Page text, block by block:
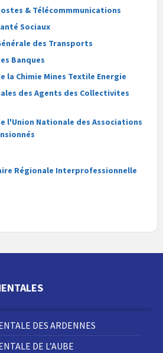
& Télécommmunications
Sociaux
des Transports
Banques
la Chimie Mines Textile Energie
des Agents des Collectivites
l'Union Nationale des Associations
Régionale Interprofessionnelle
DES ARDENNES
DE L’AUBE